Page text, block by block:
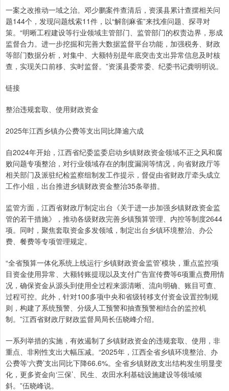
一案之改推动一域之治。邓少鹏案件查清后，资溪县累计查摆相关问
题144个，发现问题线索11件，以“解剖麻雀”来找准问题、探寻对
策。“明晰工程建设等行业领域主管部门、监管部门的权责边界，形成
监督合力。进一步挖掘和完善大数据监督平台功能，加强税务、财政
等部门数据分析，对集中、大额特别是年底突击支出异常信息及时核
查，实现关口前移、实时监督。”资溪县委常委、纪委书记龚明明说。
链接
整治违规套取、使用财政资金
2025年江西乡镇办公费等支出同比降逾六成
自2024年开始，江西省纪委监委启动乡镇财政资金领域不正之风和腐
败问题专项整治，对行业领域存在的制度漏洞等情况，向省财政厅等
相关部门及派驻纪检监察组制发工作提示，督促由省财政厅牵头成立
工作小组，出台推进乡镇财政资金整治35条举措。
监管方面，江西省财政厅制定出台《关于进一步加强乡镇财政资金监
管的若干措施》，推动各级财政完善乡镇预算管理、内控等制度2644
项。同时，聚焦套取资金多发领域，制定出台乡镇环境整治、办公
费、餐费等专项管理规定。
“全省预算一体化系统上线运行‘乡镇财政资金监管’模块，重点监控项
目资金使用异常、大额转账提现以及支付广告宣传费等6项重点费用情
况，确保资金从源头到使用全过程来源清晰、流向明确、账目可查、
过程可控。此外，针对100多项中央和省级转移支付资金设置控制规
则，构建了系统预警、分级人工预警和抽查预警相结合的监控机
制。”江西省财政厅财政监督局局长伍晓峰介绍。
一系列举措的实施，有效遏制了乡镇财政资金的违规套取、使用，非
重点、非刚性支出大幅压减。“2025年，江西全省乡镇环境整治、办
公费等‘六费’支出同比下降66.6%。全省乡镇财政支出结构发生明显变
化，更多资金向‘三保’、民生、农田水利基础设施建设等领域倾
斜。”伍晓峰说。